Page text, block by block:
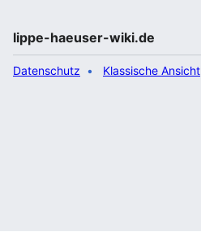
lippe-haeuser-wiki.de
Datenschutz Klassische Ansicht